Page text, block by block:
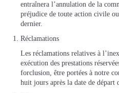
entraînera l’annulation de la
préjudice de toute action civile
dernier.
Réclamations
Les réclamations relatives à
exécution des prestations
forclusion, être portées à notre
huit jours après la date de départ